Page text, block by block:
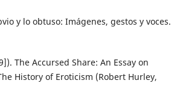
y lo obtuso: Imágenes, gestos y voces.
The Accursed Share: An Essay on
History of Eroticism (Robert Hurley,